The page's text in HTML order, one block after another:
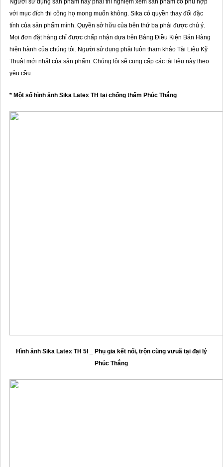
Người sử dụng sản phẩm này phải thí nghiệm xem sản phẩm có phù hợp
với mục đích thi công họ mong muốn không. Sika có quyền thay đổi đặc
tính của sản phẩm mình. Quyền sở hữu của bên thứ ba phải được chú ý.
Mọi đơn đặt hàng chỉ được chấp nhận dựa trên Bảng Điều Kiện Bán Hàng
hiện hành của chúng tôi. Người sử dụng phải luôn tham khảo Tài Liệu Kỹ
Thuật mới nhất của sản phẩm. Chúng tôi sẽ cung cấp các tài liệu này theo
yêu cầu.
* Một số hình ảnh Sika Latex TH tại chống thấm Phúc Thắng
Hình ảnh Sika Latex TH 5l _ Phụ gia kết nối, trộn cũng vưuã tại đại lý
Phúc Thắng